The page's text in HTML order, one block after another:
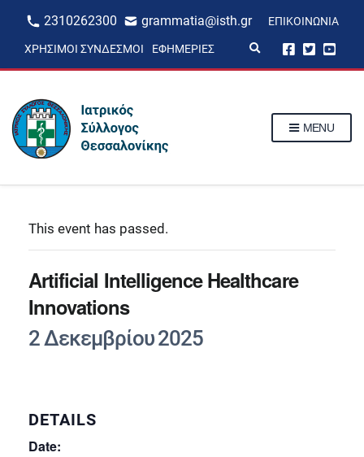
2310262300 grammatia@isth.gr ΕΠΙΚΟΙΝΩΝΊΑ
ΧΡΉΣΙΜΟΙ ΣΎΝΔΕΣΜΟΙ ΕΦΗΜΕΡΊΕΣ
p
MENU
This event has passed.
Artificial Intelligence Healthcare
Innovations
2 Δεκεμβρίου 2025
DETAILS
Date: